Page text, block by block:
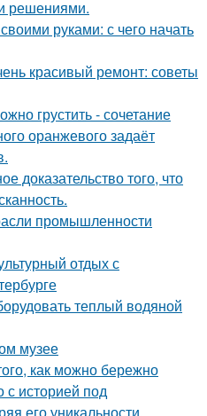
решениями.
руками: с чего начать
красивый ремонт: советы
грустить - сочетание
оранжевого задаёт
доказательство того, что
промышленности
отдых с
теплый водяной
музее
как можно бережно
с историей под